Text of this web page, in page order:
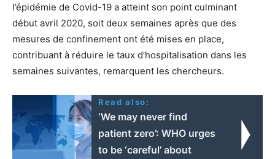
l’épidémie de Covid-19 a atteint son point culminant
début avril 2020, soit deux semaines après que des
mesures de confinement ont été mises en place,
contribuant à réduire le taux d’hospitalisation dans les
semaines suivantes, remarquent les chercheurs.
Read also:
‘We may never find
patient zero’: WHO urges
to be ‘careful’ about